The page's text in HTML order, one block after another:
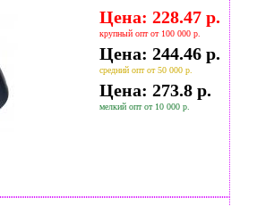
Цена: 228.47 р.
крупный опт от 100 000 р.
Цена: 244.46 р.
средний опт от 50 000 р.
Цена: 273.8 р.
мелкий опт от 10 000 р.